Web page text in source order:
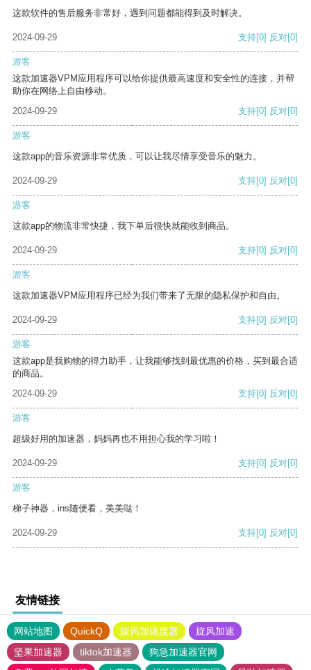
这款软件的售后服务非常好，遇到问题都能得到及时解决。
2024-09-29 支持[0] 反对[0]
游客
这款加速器VPM应用程序可以给你提供最高速度和安全性的连接，并帮
助你在网络上自由移动。
2024-09-29
支持[0] 反对[0]
游客
这款app的音乐资源非常优质，可以让我尽情享受音乐的魅力。
2024-09-29 支持[0] 反对[0]
游客
这款app的物流非常快捷，我下单后很快就能收到商品。
2024-09-29 支持[0] 反对[0]
游客
这款加速器VPM应用程序已经为我们带来了无限的隐私保护和自由。
2024-09-29 支持[0] 反对[0]
游客
这款app是我购物的得力助手，让我能够找到最优惠的价格，买到最合适
的商品。
2024-09-29
支持[0] 反对[0]
游客
超级好用的加速器，妈妈再也不用担心我的学习啦！
2024-09-29 支持[0] 反对[0]
游客
梯子神器，ins随便看，美美哒！
2024-09-29 支持[0] 反对[0]
友情链接
网站地图 QuickQ 旋风加速度器
旋风加速
坚果加速器
tiktok加速器
狗急加速器官网